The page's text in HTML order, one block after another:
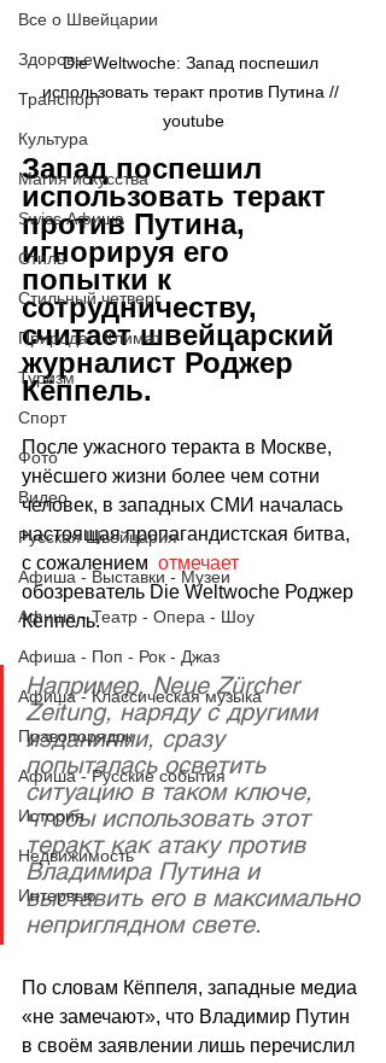
Все о Швейцарии
Здоровье
Транспорт
Культура
Магия искусства
Swiss Афиша
Стиль
Стильный четверг
Природа - Климат
Туризм
Спорт
Фото
Видео
Русская Швейцария
Афиша - Выставки - Музеи
Афиша - Театр - Опера - Шоу
Афиша - Поп - Рок - Джаз
Афиша - Классическая музыка
Правопорядок
Афиша - Русские события
История
Недвижимость
Интервью
Die Weltwoche: Запад поспешил
использовать теракт против Путина //
youtube
Запад поспешил
использовать теракт
против Путина,
игнорируя его
попытки к
сотрудничеству,
считает швейцарский
журналист Роджер
Кёппель.
После ужасного теракта в Москве,
унёсшего жизни более чем сотни
человек, в западных СМИ началась
настоящая пропагандистская битва,
с сожалением отмечает
обозреватель Die Weltwoche Роджер
Кёппель.
Например, Neue Zürcher
Zeitung, наряду с другими
изданиями, сразу
попыталась осветить
ситуацию в таком ключе,
чтобы использовать этот
теракт как атаку против
Владимира Путина и
выставить его в максимально
неприглядном свете.
По словам Кёппеля, западные медиа
«не замечают», что Владимир Путин
в своём заявлении лишь перечислил